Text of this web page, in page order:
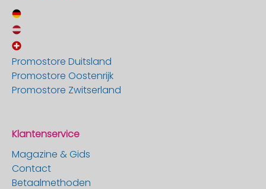
Promostore Duitsland
Promostore Oostenrijk
Promostore Zwitserland
Klantenservice
Magazine & Gids
Contact
Betaalmethoden